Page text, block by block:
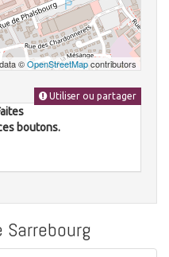
©OpenStreetMapcontributors
Utiliser ou partager
boutons.